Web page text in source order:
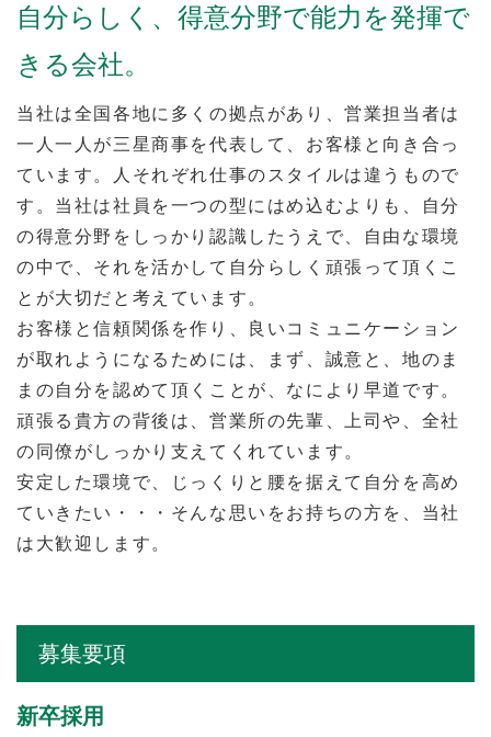
自分らしく、得意分野で能力を発揮で
きる会社。
当社は全国各地に多くの拠点があり、営業担当者は
一人一人が三星商事を代表して、お客様と向き合っ
ています。人それぞれ仕事のスタイルは違うもので
す。当社は社員を一つの型にはめ込むよりも、自分
の得意分野をしっかり認識したうえで、自由な環境
の中で、それを活かして自分らしく頑張って頂くこ
とが大切だと考えています。
お客様と信頼関係を作り、良いコミュニケーション
が取れようになるためには、まず、誠意と、地のま
まの自分を認めて頂くことが、なにより早道です。
頑張る貴方の背後は、営業所の先輩、上司や、全社
の同僚がしっかり支えてくれています。
安定した環境で、じっくりと腰を据えて自分を高め
ていきたい・・・そんな思いをお持ちの方を、当社
は大歓迎します。
募集要項
新卒採用